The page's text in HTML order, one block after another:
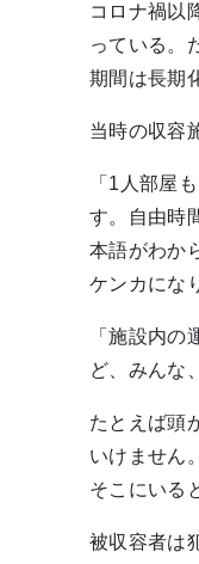
コロナ禍以
っている。
期間は長期
当時の収容
「1人部屋
す。自由時
本語がわか
ケンカにな
「施設内
ど、みんな
たとえば頭
いけません
そこにいる
被収容者は